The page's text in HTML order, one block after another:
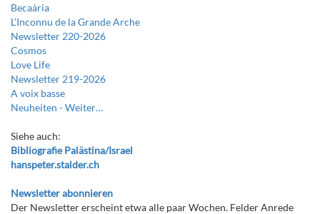
Becaària
L’Inconnu de la Grande Arche
Newsletter 220-2026
Cosmos
Love Life
Newsletter 219-2026
A voix basse
Neuheiten -Weiter…
Siehe auch:
Bibliografie Palästina/Israel
hanspeter.stalder.ch
Newsletter abonnieren
Der Newsletter erscheint etwa alle paar Wochen. Felder Anrede